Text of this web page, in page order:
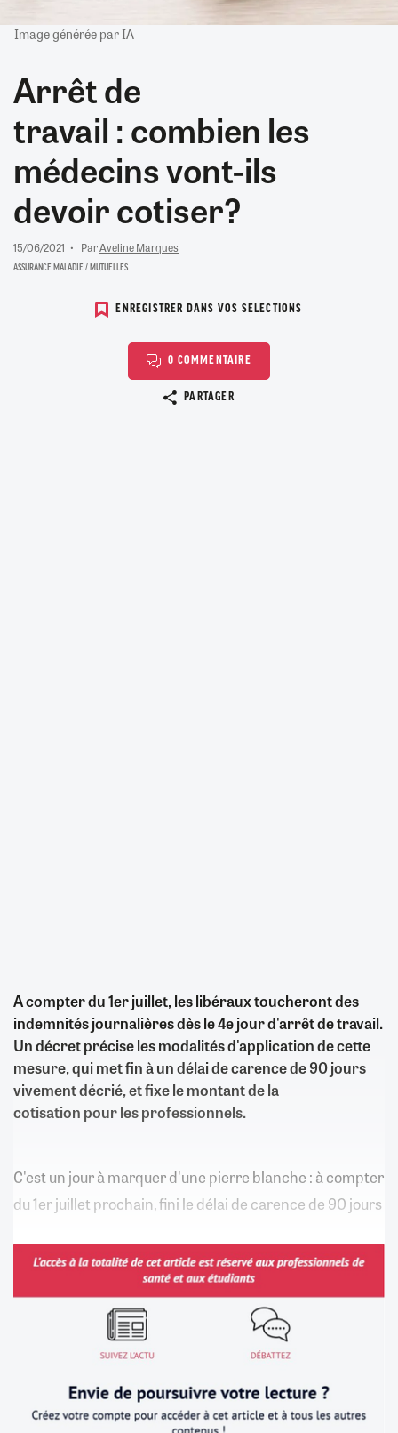
Image générée par IA
Arrêt de
travail : combien les
médecins vont-ils
devoir cotiser?
15/06/2021 ParAveline Marques
ASSURANCE MALADIE / MUTUELLES
ENREGISTRER DANS VOS SELECTIONS
0 COMMENTAIRE
PARTAGER
A compter du 1er juillet, les libéraux toucheront des
indemnités journalières dès le 4e jour d'arrêt de travail.
Un décret précise les modalités d'application de cette
mesure, qui met fin à un délai de carence de 90 jours
vivement décrié, et fixe le montant de la
cotisation pour les professionnels.
C'est un jour à marquer d'une pierre blanche : à compter
du 1er juillet prochain, fini le délai de carence de 90 jours